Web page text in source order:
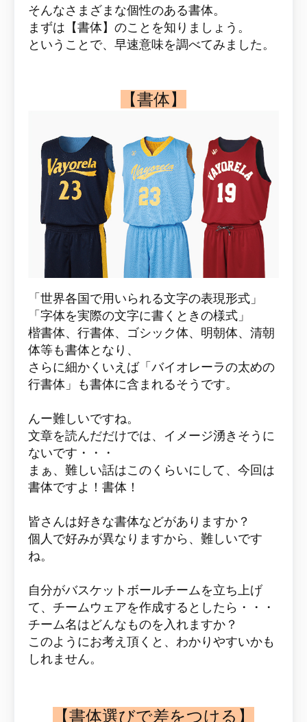
そんなさまざまな個性のある書体。
まずは【書体】のことを知りましょう。
ということで、早速意味を調べてみました。
【書体】
「世界各国で用いられる文字の表現形式」
「字体を実際の文字に書くときの様式」
楷書体、行書体、ゴシック体、明朝体、清朝
体等も書体となり、
さらに細かくいえば「バイオレーラの太めの
行書体」も書体に含まれるそうです。
んー難しいですね。
文章を読んだだけでは、イメージ湧きそうに
ないです・・・
まぁ、難しい話はこのくらいにして、今回は
書体ですよ！書体！
皆さんは好きな書体などがありますか？
個人で好みが異なりますから、難しいです
ね。
自分がバスケットボールチームを立ち上げ
て、チームウェアを作成するとしたら・・・
チーム名はどんなものを入れますか？
このようにお考え頂くと、わかりやすいかも
しれません。
【書体選びで差をつける】